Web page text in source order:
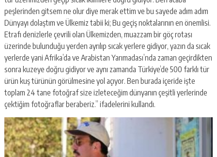
peşlerinden gitsem ne olur diye merak ettim ve bu sayede adım adım
Dünyayı dolaştım ve Ülkemiz tabii ki; Bu geçiş noktalarının en önemlisi.
Etrafı denizlerle çevrili olan Ülkemizden, muazzam bir göç rotası
üzerinde bulunduğu yerden ayrılıp sıcak yerlere gidiyor, yazın da sıcak
yerlerde yani Afrika’da ve Arabistan Yarımadası’nda zaman geçirdikten
sonra kuzeye doğru gidiyor ve aynı zamanda Türkiye’de 500 farklı tür
ürün kuş türünün görülmesine yol açıyor. Ben burada içeride işte
toplam 24 tane fotoğraf size izleteceğim dünyanın çeşitli yerlerinde
çektiğim fotoğraflar beraberiz.” ifadelerini kullandı.